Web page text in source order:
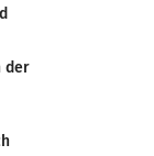
der